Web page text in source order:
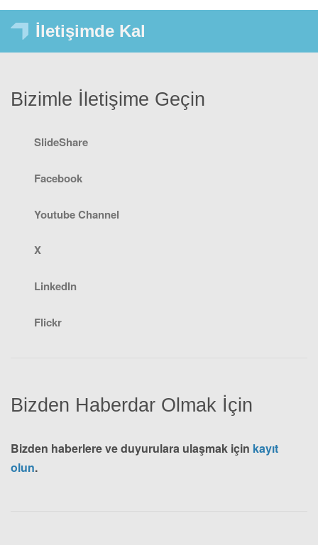
İletişimde Kal
Bizden Haberdar Olmak İçin
Bizden haberlere ve duyurulara ulaşmak için kayıt
olun.
Bizimle İletişime Geçin
SlideShare
Facebook
Youtube Channel
X
LinkedIn
Flickr